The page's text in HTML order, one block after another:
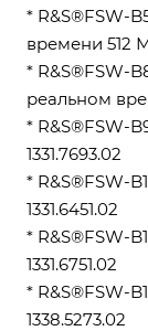
* R&S®FSW-
времени 512
* R&S®FSW-
реальном
* R&S®FSW-
1331.7693.02
* R&S®FSW-
1331.6451.02
* R&S®FSW-
1331.6751.02
* R&S®FSW-
1338.5273.02